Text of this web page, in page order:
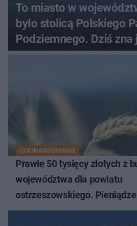
To miasto w
było stolicą Polskiego
Podziemnego. Dziś zna
pielgrzym
DOFINANSOWANIE
Prawie 50 tysięcy złotych z
województwa dla powiatu
ostrzeszowskiego.
czterech organizacji